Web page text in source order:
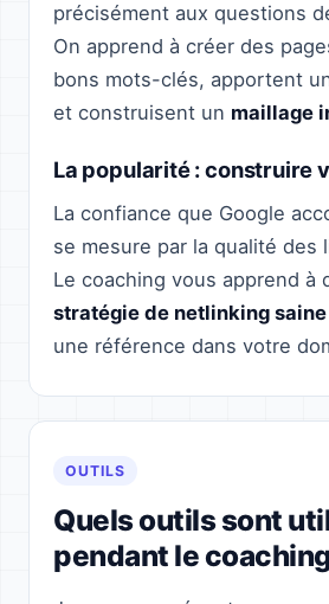
précisément aux questions
On apprend à créer des
bons mots-clés, apportent
et construisent un maillage
La popularité : construire
La confiance que Google
se mesure par la qualité des
Le coaching vous apprend à
stratégie de netlinking saine
une référence dans votre
OUTILS
Quels outils sont
pendant le coaching